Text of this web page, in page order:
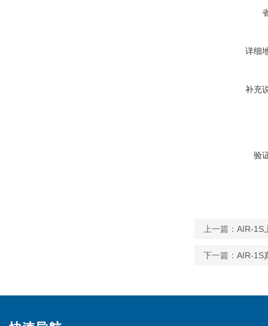
详细
补充
验
上一篇： AIR-1S
下一篇： AIR-1S